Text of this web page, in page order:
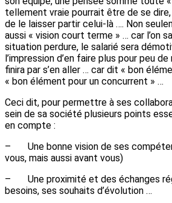
tellement vraie pourrait être de se dire,
de le laisser partir celui-là …. Non
aussi « vision court terme » … car l’on
situation perdure, le salarié sera
l’impression d’en faire plus pour peu
finira par s’en aller … car dit « bon
« bon élément pour un concurrent » …
Ceci dit, pour permettre à ses
sein de sa société plusieurs points
en compte :
– Une bonne vision de ses
vous, mais aussi avant vous)
– Une proximité et des échanges
besoins, ses souhaits d’évolution …